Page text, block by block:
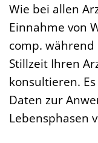
Wie bei allen
Einnahme von
comp. während
Stillzeit Ihren
konsultieren.
Daten zur
Lebensphasen